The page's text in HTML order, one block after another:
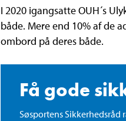
I 2020 igangsatte OUH´s
både. Mere end 10% af de
ombord på deres både.
Få gode
Søsportens